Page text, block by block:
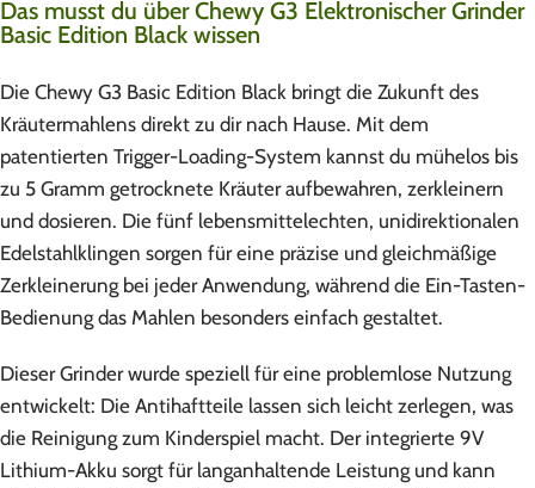
Das musst du über Chewy G3 Elektronischer Grinder
Basic Edition Black wissen
Die Chewy G3 Basic Edition Black bringt die Zukunft des
Kräutermahlens direkt zu dir nach Hause. Mit dem
patentierten Trigger-Loading-System kannst du mühelos bis
zu 5 Gramm getrocknete Kräuter aufbewahren, zerkleinern
und dosieren. Die fünf lebensmittelechten, unidirektionalen
Edelstahlklingen sorgen für eine präzise und gleichmäßige
Zerkleinerung bei jeder Anwendung, während die Ein-Tasten-
Bedienung das Mahlen besonders einfach gestaltet.
Dieser Grinder wurde speziell für eine problemlose Nutzung
entwickelt: Die Antihaftteile lassen sich leicht zerlegen, was
die Reinigung zum Kinderspiel macht. Der integrierte 9V
Lithium-Akku sorgt für langanhaltende Leistung und kann